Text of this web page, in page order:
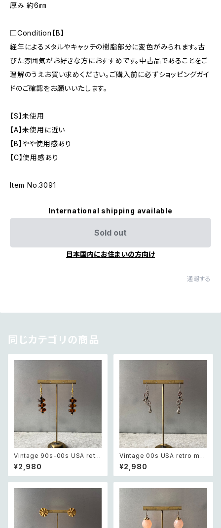
厚み 約6㎜
□Condition【B】
経年によるメタルやキャッチの樹脂部分に変色がみられます。古
びた雰囲気がお好きな方におすすめです。中古品であることをご
理解のうえお買い求めください。ご購入前に必ずショッピングガイ
ドのご確認をお願いいたします。
【S】未使用
【A】未使用に近い
【B】やや使用感あり
【C】使用感あり
Item No.3091
International shipping available
Sold out
日本国内にお住まいの方向け
通報する
同じカテゴリの商品
Vintage 90s-00s USA retr
o amber color beads pierc
e レトロ アメリカ ヴィンテージ
アクセサリー 琥珀色 ビーズ ピ
¥2,980
Vintage 00s USA retro mo
notone bijou classical des
ign pierce レトロ アメリカ ヴ
ィンテージ アクセサリー モノト
¥2,980